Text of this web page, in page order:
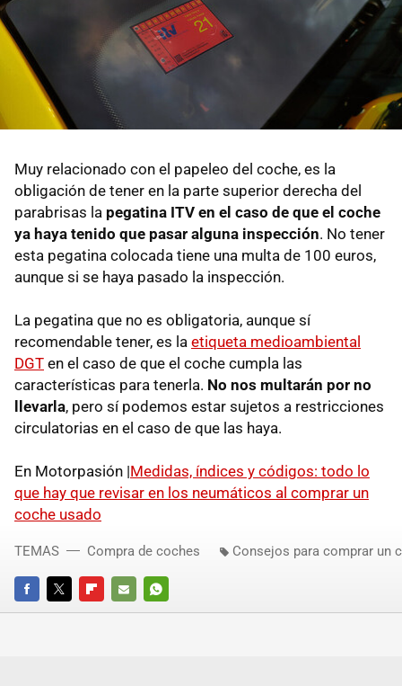
Muy relacionado con el papeleo del coche, es la
obligación de tener en la parte superior derecha del
parabrisas la pegatina ITV en el caso de que el coche
ya haya tenido que pasar alguna inspección. No tener
esta pegatina colocada tiene una multa de 100 euros,
aunque si se haya pasado la inspección.
La pegatina que no es obligatoria, aunque sí
recomendable tener, es la etiqueta medioambiental
DGT en el caso de que el coche cumpla las
características para tenerla. No nos multarán por no
llevarla, pero sí podemos estar sujetos a restricciones
circulatorias en el caso de que las haya.
En Motorpasión |Medidas, índices y códigos: todo lo
que hay que revisar en los neumáticos al comprar un
coche usado
FACEBOOKTWITTERFLIPBOARD
E-
WHATSAPP
TEMAS Compra de coches Consejos para comprar un